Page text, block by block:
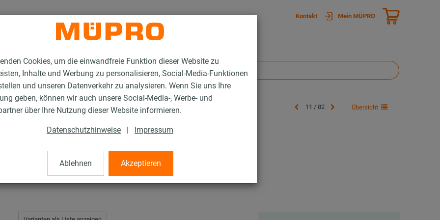
Cookies, um die einwandfreie Funktion dieser Website zu
Inhalte und Werbung zu personalisieren, Social-Media-Funktionen
und unseren Datenverkehr zu analysieren. Wenn Sie uns Ihre
geben, können wir auch unsere Social-Media-, Werbe- und
über Ihre Nutzung dieser Website informieren.
Datenschutzhinweise | Impressum
Ablehnen Akzeptieren
Kontakt Mein MÜPRO
11 / 82 Übersicht